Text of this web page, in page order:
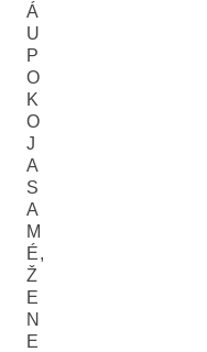
Á
U
P
O
K
O
J
A
S
A
M
É,
Ž
E
N
E